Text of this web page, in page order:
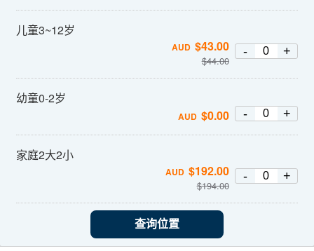
儿童3~12岁
AUD $43.00
$44.00
- +
幼童0-2岁
AUD $0.00 - +
家庭2大2小
AUD $192.00
$194.00
- +
查询位置